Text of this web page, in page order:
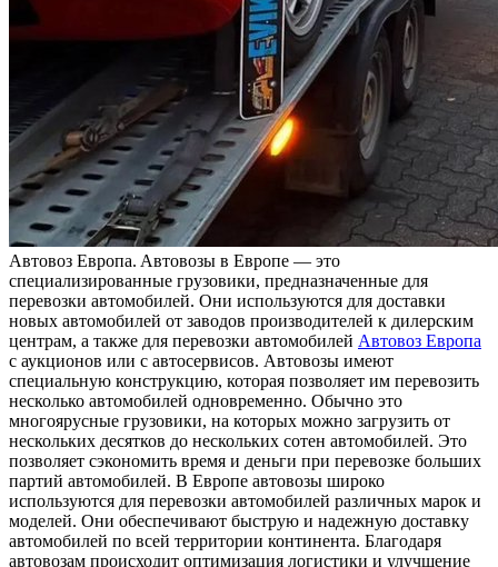
Aвтoвoз Eврoпa. Aвтoвoзы в Европе — это
специализированные грузовики, предназначенные для
перевозки автомобилей. Они используются для доставки
новых автомобилей от заводов производителей к дилерским
центрам, а также для перевозки автомобилей Автовоз Европа
с аукционов или с автосервисов. Автовозы имеют
специальную конструкцию, которая позволяет им перевозить
несколько автомобилей одновременно. Обычно это
многоярусные грузовики, на которых можно загрузить от
нескольких десятков до нескольких сотен автомобилей. Это
позволяет сэкономить время и деньги при перевозке больших
партий автомобилей. В Европе автовозы широко
используются для перевозки автомобилей различных марок и
моделей. Они обеспечивают быструю и надежную доставку
автомобилей по всей территории континента. Благодаря
автовозам происходит оптимизация логистики и улучшение